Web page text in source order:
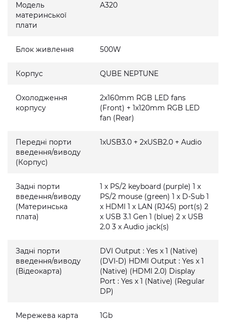
Модель
материнської
плати
A320
Блок живлення 500W
Корпус QUBE NEPTUNE
Охолодження
корпусу
2x160mm RGB LED fans
(Front) + 1x120mm RGB LED
fan (Rear)
Передні порти
введення/виводу
(Корпус)
1xUSB3.0 + 2xUSB2.0 + Audio
Задні порти
введення/виводу
(Материнська
плата)
1 x PS/2 keyboard (purple) 1 x
PS/2 mouse (green) 1 x D-Sub 1
x HDMI 1 x LAN (RJ45) port(s) 2
x USB 3.1 Gen 1 (blue) 2 x USB
2.0 3 x Audio jack(s)
Задні порти
введення/виводу
(Відеокарта)
DVI Output : Yes x 1 (Native)
(DVI-D) HDMI Output : Yes x 1
(Native) (HDMI 2.0) Display
Port : Yes x 1 (Native) (Regular
DP)
Мережева карта 1Gb